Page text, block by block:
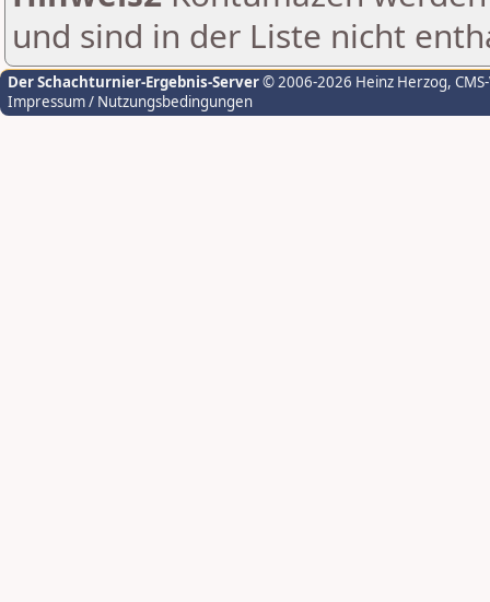
und sind in der Liste nicht
Der Schachturnier-Ergebnis-Server© 2006-2026 Heinz Herzog,
Impressum / Nutzungsbedingungen